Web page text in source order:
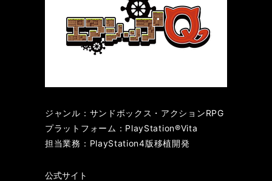
ジャンル：サンドボックス・アクションRPG
プラットフォーム：PlayStation®Vita
担当業務：PlayStation4版移植開発
公式サイト